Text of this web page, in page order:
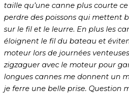
taille qu’une canne plus courte
perdre des poissons qui mettent
sur le fil et le leurre. En plus les
éloignent le fil du bateau et
moteur lors de journées
zigzaguer avec le moteur pour
longues cannes me donnent un
je ferre une belle prise. Question